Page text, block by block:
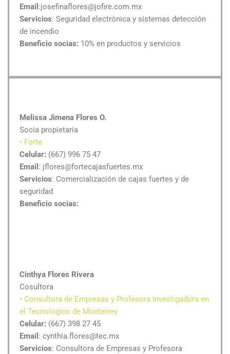
Email :josefinaflores@jofire.com.mx
Servicios: Seguridad electrónica y sistemas detección
de incendio
Beneficio socias: 10% en productos y servicios
Melissa Jimena Flores O.
Socia propietaria
• Forte
Celular: (667) 996 75 47
Email : jflores@fortecajasfuertes.mx
Servicios: Comercialización de cajas fuertes y de
seguridad
Beneficio socias:
Cinthya Flores Rivera
Cosultora
• Consultora de Empresas y Profesora Investigadora en
el Tecnológico de Monterrey
Celular: (667) 398 27 45
Email : cynthia.flores@tec.mx
Servicios: Consultora de Empresas y Profesora